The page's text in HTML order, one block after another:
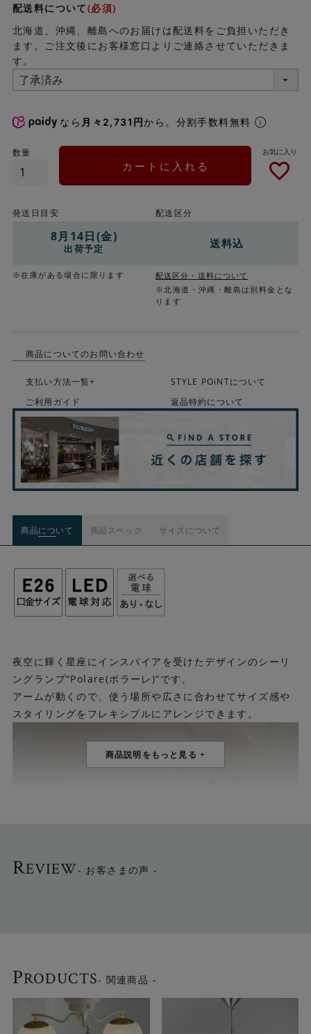
配送料について(必須)
北海道、沖縄、離島へのお届けは配送料をご負担いただき
ます。ご注文後にお客様窓口よりご連絡させていただきま
す。
なら 月々2,731円から。分割手数料無料
カートに入れる
発送日目安
8月14日(金)
出荷予定
※在庫がある場合に限ります
配送区分
送料込
配送区分・送料について
※北海道・沖縄・離島は別料金とな
ります
商品についてのお問い合わせ
支払い方法一覧+
STYLE POiNTについて
ご利用ガイド
返品特約について
商品について 商品スペック サイズについて
夜空に輝く星座にインスパイアを受けたデザインのシーリ
ングランプ“Polare(ポラーレ)”です。
アームが動くので、使う場所や広さに合わせてサイズ感や
スタイリングをフレキシブルにアレンジできます。
REVIEW- お客さまの声 -
PRODUCTS- 関連商品 -